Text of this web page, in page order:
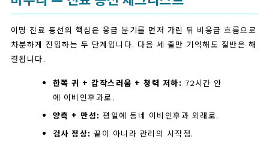
이명 진료 동선의 핵심은 응급 분기를 먼저 가린 뒤 비응급 흐름으로
차분하게 진입하는 두 단계입니다. 다음 세 줄만 기억해도 절반은 해
결됩니다.
한쪽 귀 + 갑작스러움 + 청력 저하: 72시간 안
에 이비인후과로.
양측 + 만성: 평일에 동네 이비인후과 외래로.
검사 정상: 끝이 아니라 관리의 시작점.